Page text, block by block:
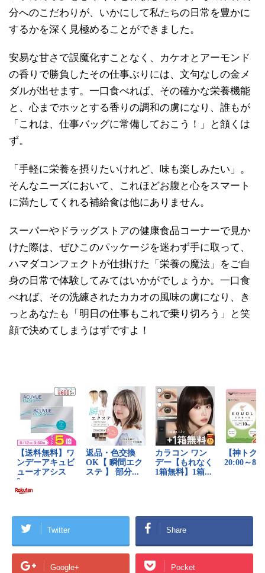
分へのこだわりが、いかにして私たちの日常を豊かに
するかを深く見極めることができました。
安易な甘さで誤魔化すことなく、カケオとアーモンド
の香りで勝負したその仕事ぶりには、文句なしの金メ
ダルが出せます。一口食べれば、その確かな栄養機能
と、心までホッとする香りの調和の虜になり、誰もが
「これは、仕事バッグに常備しておこう！」と頷くは
ず。
「手軽に栄養を摂りたいけれど、味も楽しみたい」。
そんなニーズにおいて、これほどお腹と心をスマート
に満たしてくれる補給食は他にありません。
スーパーやドラッグストアの健康食品コーナーで見か
けた際は、ぜひこのパッケージを迷わず手に取って、
ハマダコンフェクトが仕掛けた「栄養の魔法」をご自
身の日常で体験してみてはいかがでしょうか。一口食
べれば、その洗練されたカカオの風味の虜になり、き
っとあなたも「明日の仕事もこれで乗り切ろう」と笑
顔で決めてしまうはずですよ！
Twitter Share
Google+ Pocket